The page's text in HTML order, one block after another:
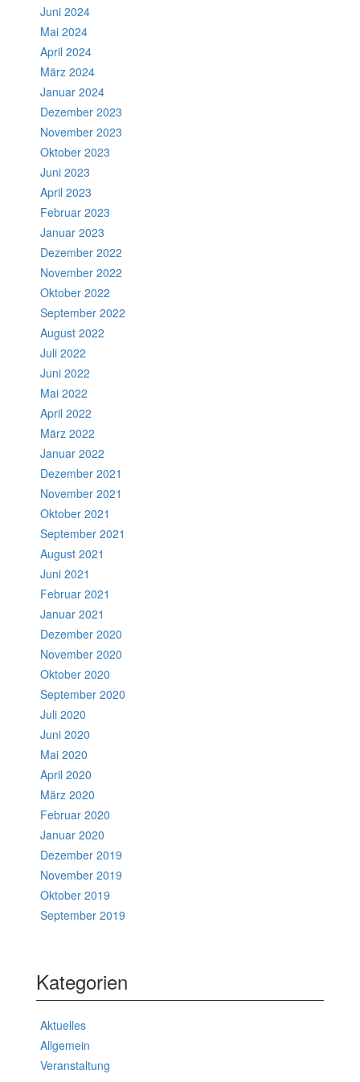
Juni 2024
Mai 2024
April 2024
März 2024
Januar 2024
Dezember 2023
November 2023
Oktober 2023
Juni 2023
April 2023
Februar 2023
Januar 2023
Dezember 2022
November 2022
Oktober 2022
September 2022
August 2022
Juli 2022
Juni 2022
Mai 2022
April 2022
März 2022
Januar 2022
Dezember 2021
November 2021
Oktober 2021
September 2021
August 2021
Juni 2021
Februar 2021
Januar 2021
Dezember 2020
November 2020
Oktober 2020
September 2020
Juli 2020
Juni 2020
Mai 2020
April 2020
März 2020
Februar 2020
Januar 2020
Dezember 2019
November 2019
Oktober 2019
September 2019
Kategorien
Aktuelles
Allgemein
Veranstaltung